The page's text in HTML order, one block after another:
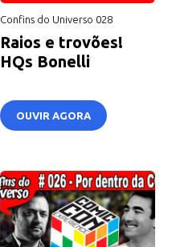
Confins do Universo 028
Raios e trovões!
HQs Bonelli
OUVIR AGORA